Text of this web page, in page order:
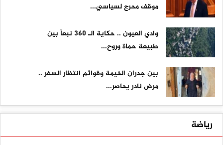
موقف محرج لسياسي...
وادي العيون .. حكاية الـ 360 نبعاً بين
طبيعة حماة وروح...
بين جدران الخيمة وقوائم انتظار السفر ..
مرض نادر يحاصر...
رياضة